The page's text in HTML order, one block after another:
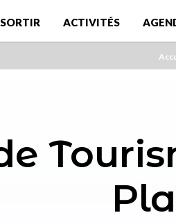
SORTIR ACTIVITÉS